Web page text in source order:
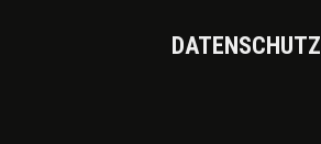
DATEN­SCHUTZ